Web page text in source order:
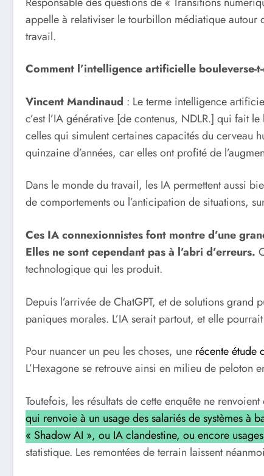
appelle à relativiser le tourbillon médiatique autour
travail.
Comment l’intelligence artificielle bouleverse-
Vincent Mandinaud : Le terme intelligence
c’est l’IA générative [de contenus, NDLR.] qui fait
celles qui simulent certaines capacités du cerveau
quinzaine d’années, car elles ont profité de
Dans le monde du travail, les IA permettent aussi
de comportements ou l’anticipation de situations,
Ces IA connexionnistes font montre d’une
Elles ne sont cependant pas à l’abri d’erreurs.
technologique qui les produit.
Depuis l’arrivée de ChatGPT, et de solutions
paniques morales. L’IA serait partout, et elle
Pour nuancer un peu les choses, une récente étude
L’Hexagone se retrouve ainsi en milieu de peloton
Toutefois, les résultats de cette enquête ne
qui renvoie à un usage des salariés de systèmes à
« Shadow AI », ou IA clandestine, ou encore
statistique. Les remontées de terrain laissent